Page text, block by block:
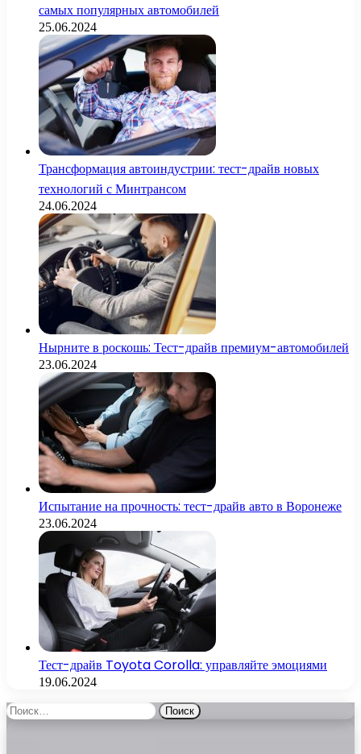
самых популярных автомобилей
25.06.2024
Трансформация автоиндустрии: тест-драйв новых
технологий с Минтрансом
24.06.2024
Нырните в роскошь: Тест-драйв премиум-автомобилей
23.06.2024
Испытание на прочность: тест-драйв авто в Воронеже
23.06.2024
Тест-драйв Toyota Corolla: управляйте эмоциями
19.06.2024
Найти: